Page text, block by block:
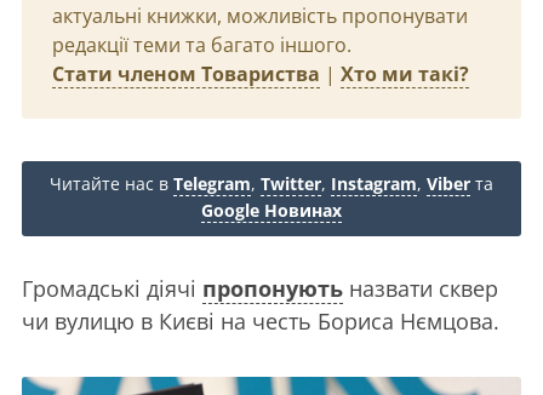
актуальні книжки, можливість пропонувати
редакції теми та багато іншого.
Стати членом Товариства | Хто ми такі?
Читайте нас в Telegram, Twitter, Instagram, Viber та
Google Новинах
Громадські діячі пропонують назвати сквер
чи вулицю в Києві на честь Бориса Нємцова.